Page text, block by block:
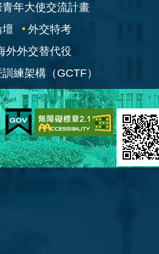
青年大使交流計畫
外交特考
外外交替代役
練架構（GCTF）